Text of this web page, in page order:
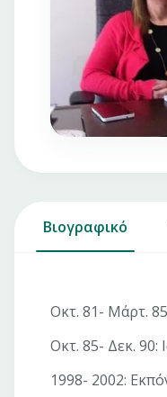
Βιογραφικό
Οκτ. 81- Μάρτ.
Οκτ. 85- Δεκ. 90:
1998- 2002: